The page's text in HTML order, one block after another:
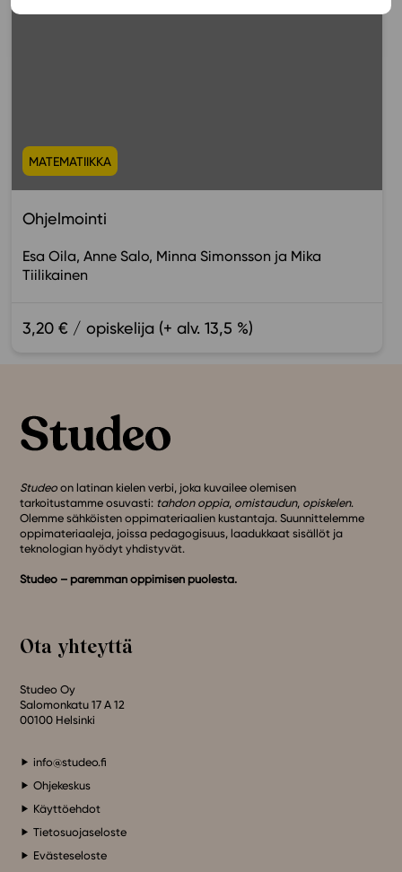
MATEMATIIKKA
Ohjelmointi
Esa Oila Anne Salo Minna Simonsson
Mika
Tiilikainen
3,20 € / opiskelija (+ alv. 13,5 %)
Studeo on latinan kielen verbi, joka kuvailee olemisen
tarkoitustamme osuvasti: tahdon oppia, omistaudun, opiskelen.
Olemme sähköisten oppimateriaalien kustantaja. Suunnittelemme
oppimateriaaleja, joissa pedagogisuus, laadukkaat sisällöt ja
teknologian hyödyt yhdistyvät.
Studeo – paremman oppimisen puolesta.
Ota yhteyttä
Studeo Oy
Salomonkatu 17 A 12
00100 Helsinki
info@studeo.fi
Ohjekeskus
Käyttöehdot
Tietosuojaseloste
Evästeseloste